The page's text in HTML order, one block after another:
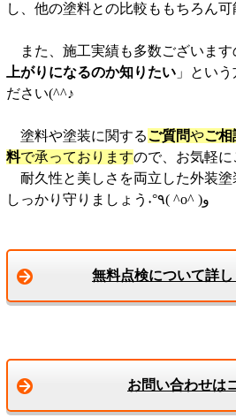
し、他の塗料との比較ももちろん可
また、施工実績も多数ございます
上がりになるのか知りたい 」とい
ださい(^^♪
塗料や塗装に関するご質問やご相
料で承っておりますので、お気軽に
耐久性と美しさを両立した外装塗
しっかり守りましょう˖°٩( ^o^ )و
無料点検について詳
お問い合わせは